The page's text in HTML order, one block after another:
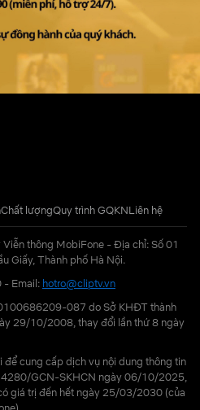
Chất lượngQuy trình GQKNLiên hệ
thông MobiFone - Địa chỉ: Số 01
Giấy, Thành phố Hà Nội.
- Email: hotro@cliptv.vn
087 do Sở KHĐT thành
29/10/2008, thay đổi lần thứ 8 ngày
cung cấp dịch vụ nội dung thông tin
4280/GCN-SKHCN ngày 06/10/2025,
giá trị đến hết ngày 25/03/2030 (của